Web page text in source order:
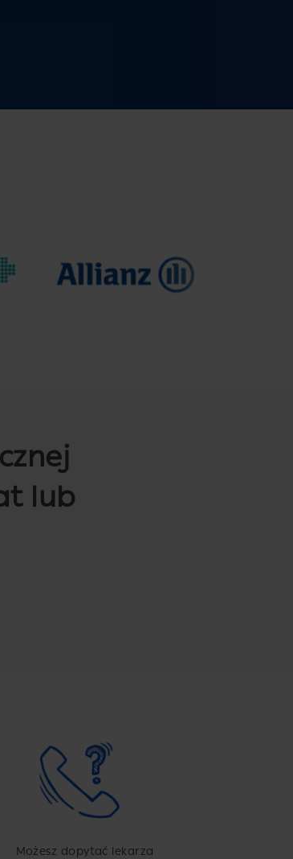
lub
Możesz dopytać lekarza